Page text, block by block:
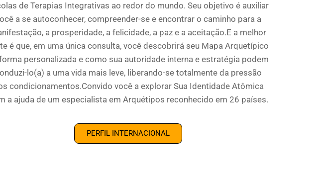
de Terapias Integrativas ao redor do mundo. Seu objetivo é auxiliar
a se autoconhecer, compreender-se e encontrar o caminho para a
a prosperidade, a felicidade, a paz e a aceitação.E a melhor
é que, em uma única consulta, você descobrirá seu Mapa Arquetípico
personalizada e como sua autoridade interna e estratégia podem
lo(a) a uma vida mais leve, liberando-se totalmente da pressão
condicionamentos.Convido você a explorar Sua Identidade Atômica
a ajuda de um especialista em Arquétipos reconhecido em 26 países.
PERFIL INTERNACIONAL